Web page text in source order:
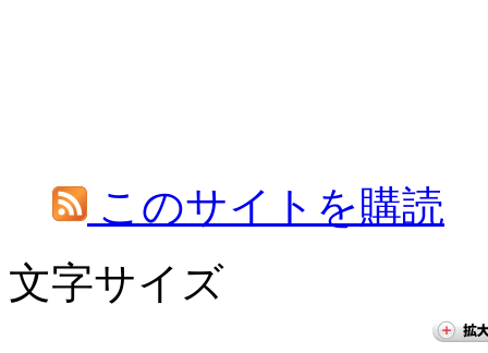
このサイトを購読
文字サイズ